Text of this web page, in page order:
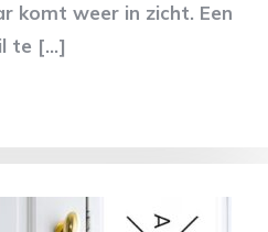
komt weer in zicht. Een
te […]